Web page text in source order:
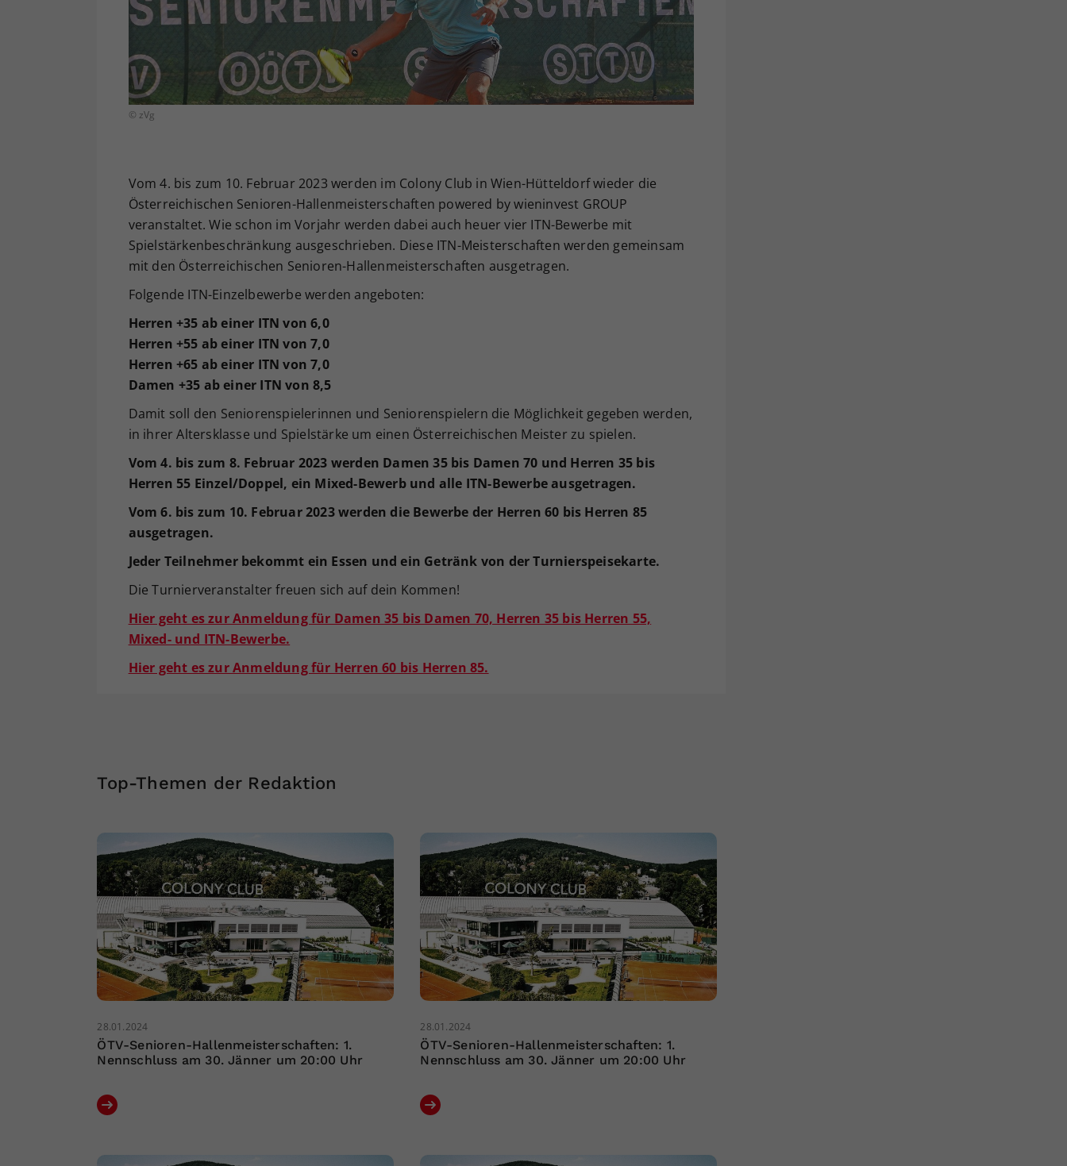
© zVg
Vom 4. bis zum 10. Februar 2023 werden im Colony Club in Wien-Hütteldorf wieder die
Österreichischen Senioren-Hallenmeisterschaften powered by wieninvest GROUP
veranstaltet. Wie schon im Vorjahr werden dabei auch heuer vier ITN-Bewerbe mit
Spielstärkenbeschränkung ausgeschrieben. Diese ITN-Meisterschaften werden gemeinsam
mit den Österreichischen Senioren-Hallenmeisterschaften ausgetragen.
Folgende ITN-Einzelbewerbe werden angeboten:
Herren +35 ab einer ITN von 6,0
Herren +55 ab einer ITN von 7,0
Herren +65 ab einer ITN von 7,0
Damen +35 ab einer ITN von 8,5
Damit soll den Seniorenspielerinnen und Seniorenspielern die Möglichkeit gegeben werden,
in ihrer Altersklasse und Spielstärke um einen Österreichischen Meister zu spielen.
Vom 4. bis zum 8. Februar 2023 werden Damen 35 bis Damen 70 und Herren 35 bis
Herren 55 Einzel/Doppel, ein Mixed-Bewerb und alle ITN-Bewerbe ausgetragen.
Vom 6. bis zum 10. Februar 2023 werden die Bewerbe der Herren 60 bis Herren 85
ausgetragen.
Jeder Teilnehmer bekommt ein Essen und ein Getränk von der Turnierspeisekarte.
Die Turnierveranstalter freuen sich auf dein Kommen!
Hier geht es zur Anmeldung für Damen 35 bis Damen 70, Herren 35 bis Herren 55,
Mixed- und ITN-Bewerbe.
Hier geht es zur Anmeldung für Herren 60 bis Herren 85.
Top-Themen der Redaktion
28.01.2024
ÖTV-Senioren-Hallenmeisterschaften: 1.
Nennschluss am 30. Jänner um 20:00 Uhr
28.01.2024
ÖTV-Senioren-Hallenmeisterschaften: 1.
Nennschluss am 30. Jänner um 20:00 Uhr
Ihrer vorgenommen Einstellungen, falls der
Webseiten-Betreiber dies eingestellt hat.